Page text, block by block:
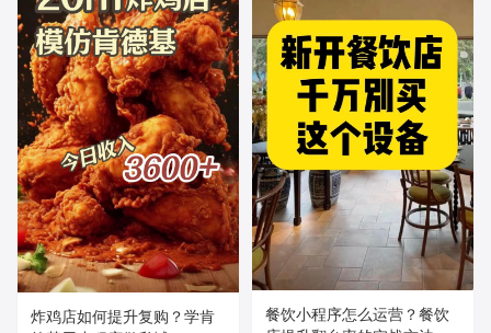
炸鸡店如何提升复购？学肯
餐饮小程序怎么运营？餐饮